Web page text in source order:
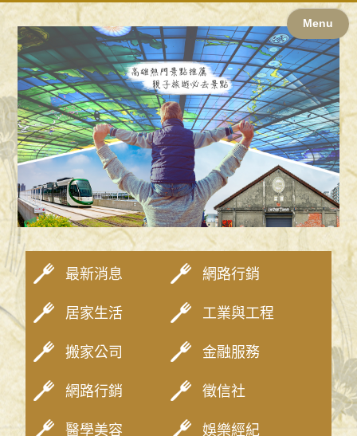
Menu
最新消息 網路行銷
居家生活 工業與工程
搬家公司 金融服務
網路行銷 徵信社
醫學美容 娛樂經紀